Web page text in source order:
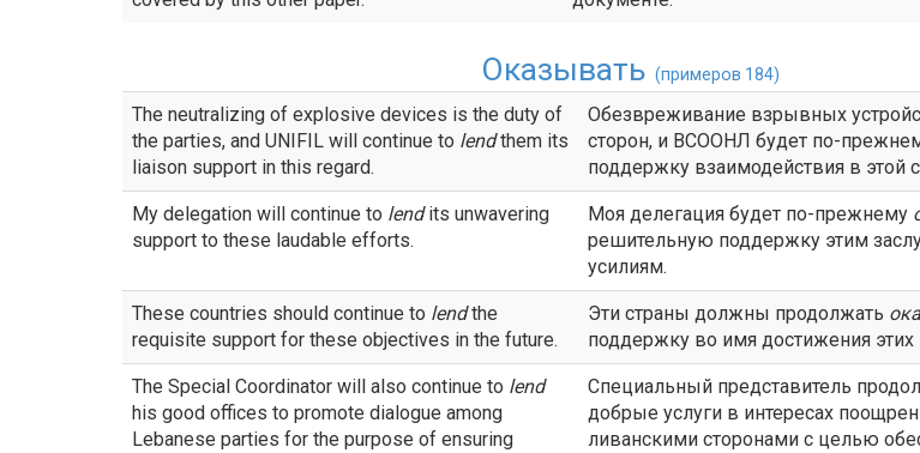
Оказывать(примеров 184)
The neutralizing of explosive devices is the duty of
the parties, and UNIFIL will continue to lendthem its
liaison support in this regard.
Обезвреживание взрывных
сторон, и ВСООНЛ будет по-
поддержку взаимодействия в этой
My delegation will continue to lendits unwavering
support to these laudable efforts.
Моя делегация будет по-прежнему
решительную поддержку этим
усилиям.
These countries should continue to lendthe
requisite support for these objectives in the future.
Эти страны должны продолжать
поддержку во имя достижения
The Special Coordinator will also continue to lend
his good offices to promote dialogue among
Lebanese parties for the purpose of ensuring
Специальный представитель
добрые услуги в интересах
ливанскими сторонами с целью